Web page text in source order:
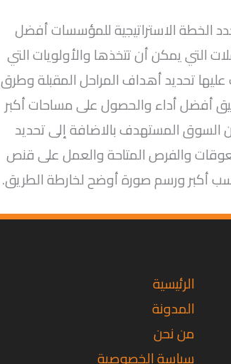
الخطة الاستراتيجية للمؤسسات أفضل
التي يمكن أن تتخذها والأولويات التي
عليها تحديد أهداف المراحل المقبلة وطرق
أفضل أداء والحصول على مساحات أكبر
السوق المستهدف بالاضافة إلى تحديد
والفرص المتاحة والعمل على قنص
أكبر ورسم صورة أوضح لخارطة الطريق.
الرئيسية
المدونة
من نحن
سياسة الخصوصية